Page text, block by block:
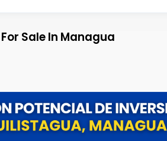
Sale In Managua